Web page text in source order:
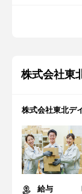
株式会社東
株式会社東北デ
給与